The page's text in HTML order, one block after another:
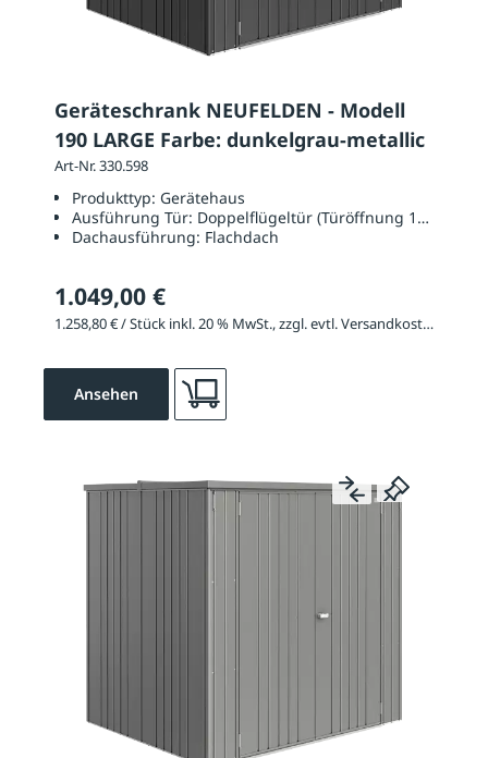
Geräteschrank NEUFELDEN - Modell
190 LARGE Farbe: dunkelgrau-metallic
Art-Nr. 330.598
Produkttyp: Gerätehaus
Ausführung Tür: Doppelflügeltür (Türöffnung 1350 x
Dachausführung: Flachdach
1.049,00 €
1.258,80 € / Stück inkl. 20 % MwSt., zzgl. evtl. Versandkosten
Ansehen